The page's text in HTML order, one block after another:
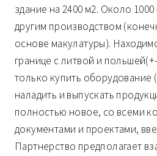
здание на 2400 м2. Около
другим производством
основе макулатуры).
границе с литвой и
только купить оборудование
наладить и выпускать
полностью новое, со всеми
документами и проектами,
Партнерство предполагает